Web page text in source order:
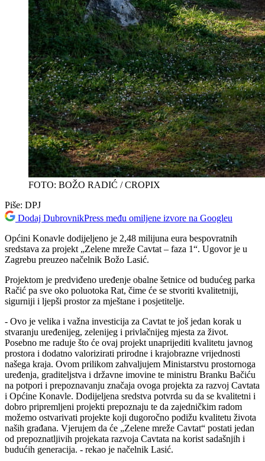
FOTO: BOŽO RADIĆ / CROPIX
Piše: DPJ
Dodaj DubrovnikPress među omiljene izvore na Googleu
Općini Konavle dodijeljeno je 2,48 milijuna eura bespovratnih
sredstava za projekt „Zelene mreže Cavtat – faza 1“. Ugovor je u
Zagrebu preuzeo načelnik Božo Lasić.
Projektom je predviđeno uređenje obalne šetnice od budućeg parka
Račić pa sve oko poluotoka Rat, čime će se stvoriti kvalitetniji,
sigurniji i ljepši prostor za mještane i posjetitelje.
- Ovo je velika i važna investicija za Cavtat te još jedan korak u
stvaranju uređenijeg, zelenijeg i privlačnijeg mjesta za život.
Posebno me raduje što će ovaj projekt unaprijediti kvalitetu javnog
prostora i dodatno valorizirati prirodne i krajobrazne vrijednosti
našega kraja. Ovom prilikom zahvaljujem Ministarstvu prostornoga
uređenja, graditeljstva i državne imovine te ministru Branku Bačiću
na potpori i prepoznavanju značaja ovoga projekta za razvoj Cavtata
i Općine Konavle. Dodijeljena sredstva potvrda su da se kvalitetni i
dobro pripremljeni projekti prepoznaju te da zajedničkim radom
možemo ostvarivati projekte koji dugoročno podižu kvalitetu života
naših građana. Vjerujem da će „Zelene mreže Cavtat“ postati jedan
od prepoznatljivih projekata razvoja Cavtata na korist sadašnjih i
budućih generacija. - rekao je načelnik Lasić.